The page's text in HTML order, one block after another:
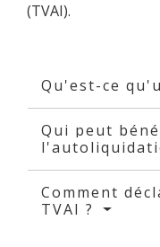
(TVAI).
Qu'est-ce
Qui peut
Comment
TVAI ?